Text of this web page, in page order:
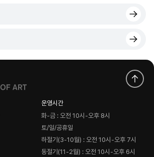
운영시간
화-금 : 오전 10시-오후 8시
토/일/공휴일
하절기(3-10월) : 오전 10시-오후 7시
동절기(11-2월) : 오전 10시-오후 6시